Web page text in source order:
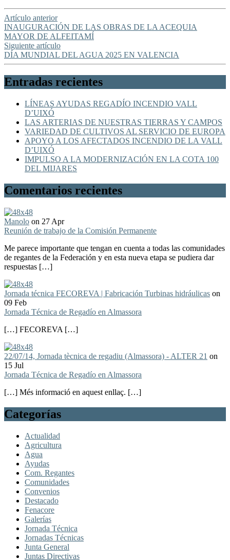
Artículo anterior
INAUGURACIÓN DE LAS OBRAS DE LA ACEQUIA
MAYOR DE ALFEITAMÍ
Siguiente artículo
DÍA MUNDIAL DEL AGUA 2025 EN VALENCIA
Entradas recientes
LÍNEAS AYUDAS REGADÍO INCENDIO VALL
D’UIXÓ
LAS ARTERIAS DE NUESTRAS TIERRAS Y CAMPOS
VARIEDAD DE CULTIVOS AL SERVICIO DE EUROPA
APOYO A LOS AFECTADOS INCENDIO DE LA VALL
D’UIXÓ
IMPULSO A LA MODERNIZACIÓN EN LA COTA 100
DEL MIJARES
Comentarios recientes
Manolo on 27 Apr
Reunión de trabajo de la Comisión Permanente
Me parece importante que tengan en cuenta a todas las comunidades
de regantes de la Federación y en esta nueva etapa se pudiera dar
respuestas […]
Jornada técnica FECOREVA | Fabricación Turbinas hidráulicas on
09 Feb
Jornada Técnica de Regadío en Almassora
[…] FECOREVA […]
22/07/14, Jornada tècnica de regadiu (Almassora) - ALTER 21 on
15 Jul
Jornada Técnica de Regadío en Almassora
[…] Més informació en aquest enllaç. […]
Categorías
Actualidad
Agricultura
Agua
Ayudas
Com. Regantes
Comunidades
Convenios
Destacado
Fenacore
Galerías
Jornada Técnica
Jornadas Técnicas
Junta General
Juntas Directivas